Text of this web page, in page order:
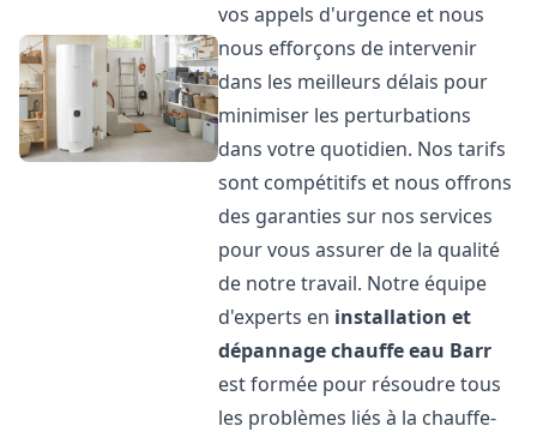
vos appels d'urgence et nous
nous efforçons de intervenir
dans les meilleurs délais pour
minimiser les perturbations
dans votre quotidien. Nos tarifs
sont compétitifs et nous offrons
des garanties sur nos services
pour vous assurer de la qualité
de notre travail. Notre équipe
d'experts en installation et
dépannage chauffe eau Barr
est formée pour résoudre tous
les problèmes liés à la chauffe-